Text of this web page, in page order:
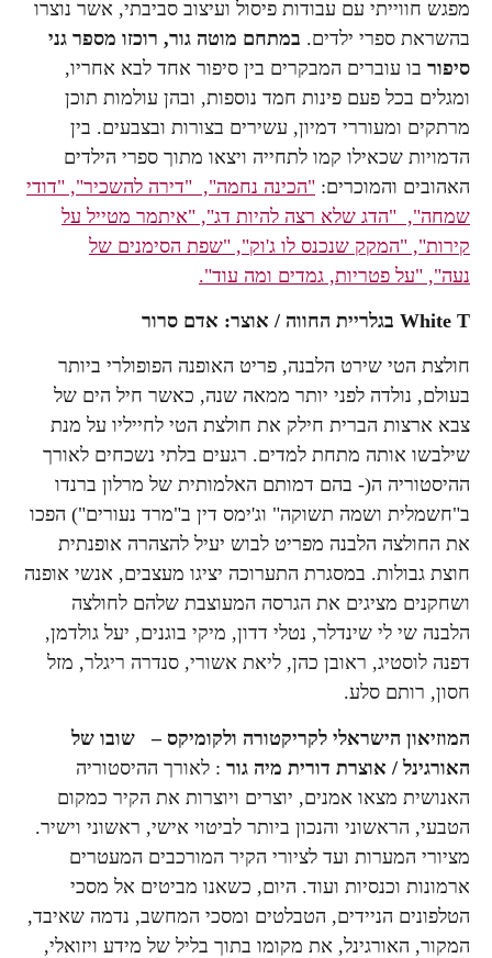
מפגש חווייתי עם עבודות פיסול ועיצוב סביבתי, אשר נוצרו
בהשראת ספרי ילדים. במתחם מוטה גור, רוכזו מספר גני
סיפור בו עוברים המבקרים בין סיפור אחד לבא אחריו,
ומגלים בכל פעם פינות חמד נוספות, ובהן עולמות תוכן
מרתקים ומעוררי דמיון, עשירים בצורות ובצבעים. בין
הדמויות שכאילו קמו לתחייה ויצאו מתוך ספרי הילדים
האהובים והמוכרים: "הכינה נחמה", "דירה להשכיר", "דודי
שמחה", "הדג שלא רצה להיות דג", "איתמר מטייל על
קירות", "המקק שנכנס לו ג'וק", "שפת הסימנים של
נעה", "על פטריות, גמדים ומה עוד".
White T בגלריית החווה / אוצר: אדם סרור
חולצת הטי שירט הלבנה, פריט האופנה הפופולרי ביותר
בעולם, נולדה לפני יותר ממאה שנה, כאשר חיל הים של
צבא ארצות הברית חילק את חולצת הטי לחייליו על מנת
שילבשו אותה מתחת למדים. רגעים בלתי נשכחים לאורך
ההיסטוריה ה(- בהם דמותם האלמותית של מרלון ברנדו
ב"חשמלית ושמה תשוקה" וג'ימס דין ב"מרד נעורים") הפכו
את החולצה הלבנה מפריט לבוש יעיל להצהרה אופנתית
חוצת גבולות. במסגרת התערוכה יציגו מעצבים, אנשי אופנה
ושחקנים מציגים את הגרסה המעוצבת שלהם לחולצה
הלבנה שי לי שינדלר, נטלי דדון, מיקי בוגנים, יעל גולדמן,
דפנה לוסטיג, ראובן כהן, ליאת אשורי, סנדרה ריגלר, מזל
חסון, רותם סלע.
המוזיאון הישראלי לקריקטורה ולקומיקס – שובו של
האורגינל / אוצרת דורית מיה גור : לאורך ההיסטוריה
האנושית מצאו אמנים, יוצרים ויוצרות את הקיר כמקום
הטבעי, הראשוני והנכון ביותר לביטוי אישי, ראשוני וישיר.
מציורי המערות ועד לציורי הקיר המורכבים המעטרים
ארמונות וכנסיות ועוד. היום, כשאנו מביטים אל מסכי
הטלפונים הניידים, הטבלטים ומסכי המחשב, נדמה שאיבד,
המקור, האורגינל, את מקומו בתוך בליל של מידע ויזואלי,